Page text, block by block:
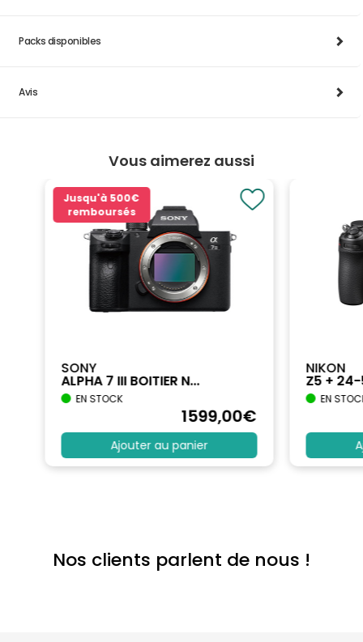
Packs disponibles
Avis
Vous aimerez aussi
Jusqu'à 500€
remboursés
SONY
ALPHA 7 III BOITIER N...
EN STOCK
1599,00€
Ajouter au panier
NIKON
Z5 +
EN
Nos clients parlent de nous !